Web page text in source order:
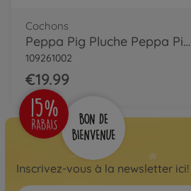
Cochons
Peppa Pig Pluche Peppa Pig, 33cm
109261002
€19.99
Inscrivez-vous à la newsletter ici!